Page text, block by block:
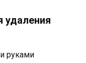
удаления
руками